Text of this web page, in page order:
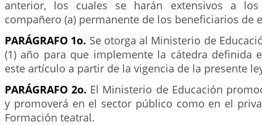
anterior, los cuales se harán extensivos a
compañero (a) permanente de los beneficiarios de
PARÁGRAFO 1o. Se otorga al Ministerio de
(1) año para que implemente la cátedra definida
este artículo a partir de la vigencia de la presente
PARÁGRAFO 2o. El Ministerio de Educación
y promoverá en el sector público como en el
Formación teatral.